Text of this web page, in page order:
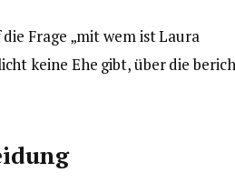
Frage „mit wem ist Laura
keine Ehe gibt, über die